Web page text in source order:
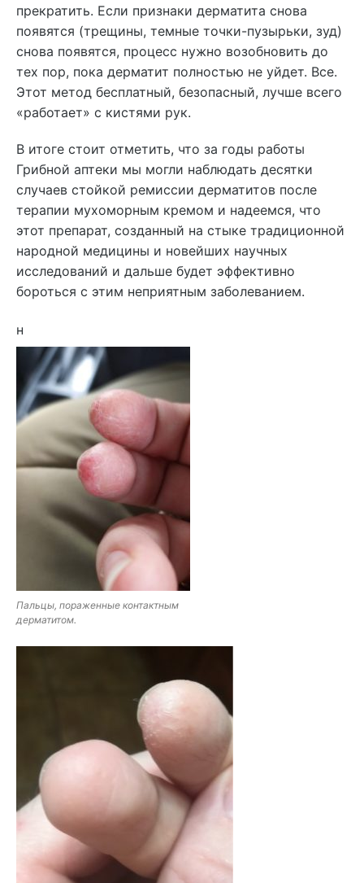
прекратить. Если признаки дерматита снова
появятся (трещины, темные точки-пузырьки, зуд)
снова появятся, процесс нужно возобновить до
тех пор, пока дерматит полностью не уйдет. Все.
Этот метод бесплатный, безопасный, лучше всего
«работает» с кистями рук.
В итоге стоит отметить, что за годы работы
Грибной аптеки мы могли наблюдать десятки
случаев стойкой ремиссии дерматитов после
терапии мухоморным кремом и надеемся, что
этот препарат, созданный на стыке традиционной
народной медицины и новейших научных
исследований и дальше будет эффективно
бороться с этим неприятным заболеванием.
н
Пальцы, пораженные контактным
дерматитом.